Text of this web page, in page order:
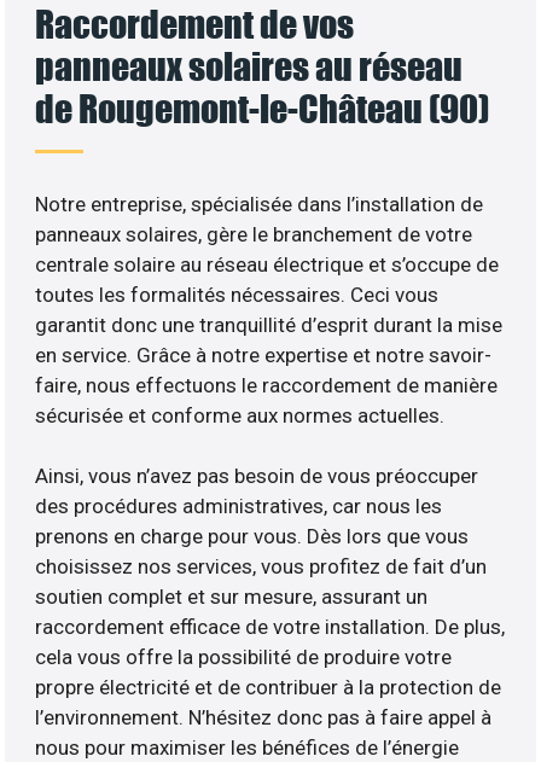
Raccordement de vos
panneaux solaires au réseau
de Rougemont-le-Château (90)
Notre entreprise, spécialisée dans l’installation de
panneaux solaires, gère le branchement de votre
centrale solaire au réseau électrique et s’occupe de
toutes les formalités nécessaires. Ceci vous
garantit donc une tranquillité d’esprit durant la mise
en service. Grâce à notre expertise et notre savoir-
faire, nous effectuons le raccordement de manière
sécurisée et conforme aux normes actuelles.
Ainsi, vous n’avez pas besoin de vous préoccuper
des procédures administratives, car nous les
prenons en charge pour vous. Dès lors que vous
choisissez nos services, vous profitez de fait d’un
soutien complet et sur mesure, assurant un
raccordement efficace de votre installation. De plus,
cela vous offre la possibilité de produire votre
propre électricité et de contribuer à la protection de
l’environnement. N’hésitez donc pas à faire appel à
nous pour maximiser les bénéfices de l’énergie